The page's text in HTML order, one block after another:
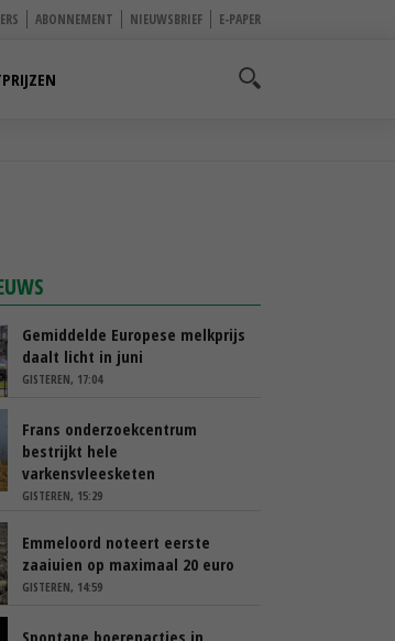
ABONNEMENT NIEUWSBRIEF E-PAPER
Gemiddelde Europese melkprijs
daalt licht in juni
GISTEREN, 17:04
Frans onderzoekcentrum
bestrijkt hele
varkensvleesketen
GISTEREN, 15:29
Emmeloord noteert eerste
zaaiuien op maximaal 20 euro
GISTEREN, 14:59
Spontane boerenacties in